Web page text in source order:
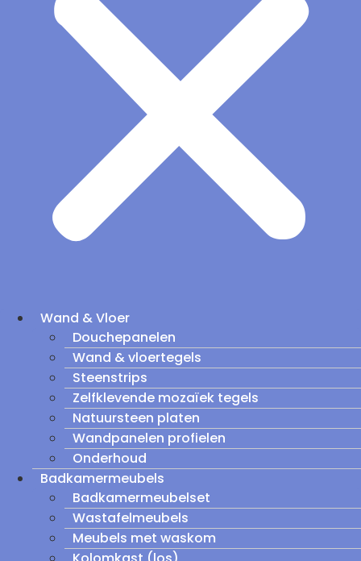
Wand & Vloer
Douchepanelen
Wand & vloertegels
Steenstrips
Zelfklevende mozaïek tegels
Natuursteen platen
Wandpanelen profielen
Onderhoud
Badkamermeubels
Badkamermeubelset
Wastafelmeubels
Meubels met waskom